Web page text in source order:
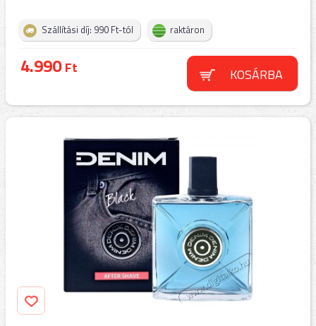
Szállítási díj: 990 Ft-tól raktáron
4.990Ft KOSÁRBA